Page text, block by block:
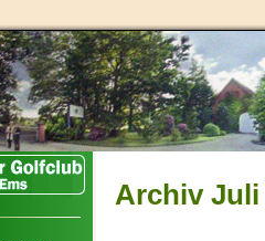
Archiv Juli